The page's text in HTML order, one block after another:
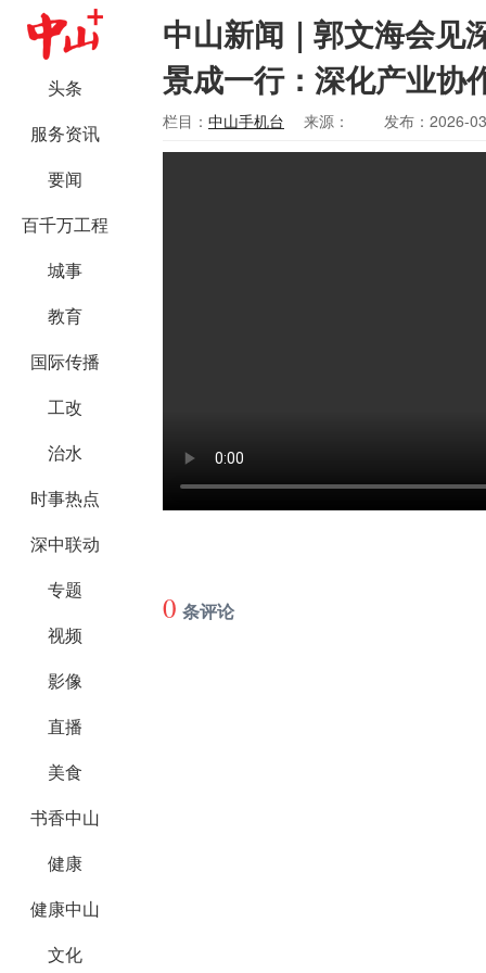
头条
服务资讯
要闻
百千万工程
城事
教育
国际传播
工改
治水
时事热点
深中联动
专题
视频
影像
直播
美食
书香中山
健康
健康中山
文化
中山新闻｜郭文海会见
景成一行：深化产业协
栏目： 中山手机台 来源： 发布：2026-
0 条评论